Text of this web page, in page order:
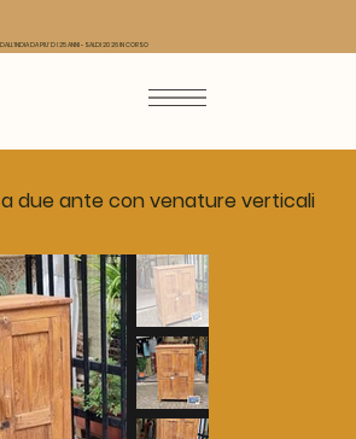
due ante con venature verticali
DA PIU' DI 25 ANNI - SALDI 2026 IN CORSO